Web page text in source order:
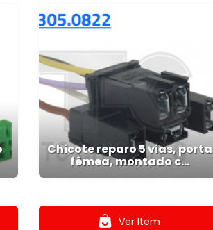
Chicote reparo 5 vias, porta
fêmea, montado c...
Ver Item